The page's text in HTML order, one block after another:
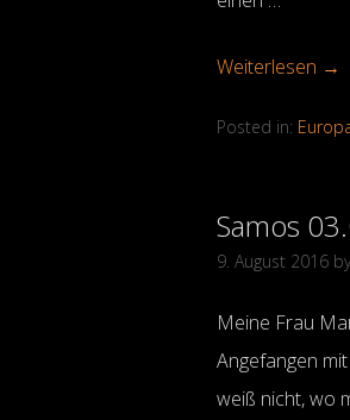
Weiterlesen →
Posted in:
Samos
9. August 2016
Meine Frau
Angefangen
weiß nicht, wo